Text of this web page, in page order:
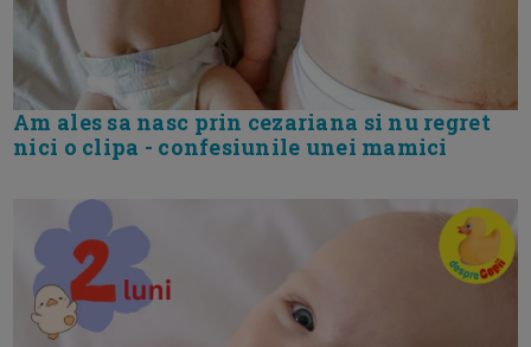
Am ales sa nasc prin cezariana si nu regret
nici o clipa - confesiunile unei mamici